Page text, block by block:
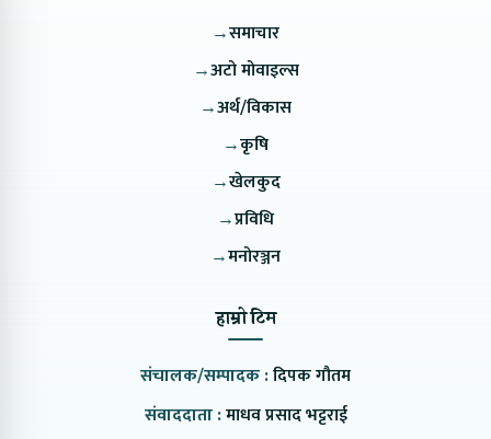
→समाचार
→अटो मोवाइल्स
→अर्थ/विकास
→कृषि
→खेलकुद
→प्रविधि
→मनोरञ्जन
हाम्रो टिम
संचालक/सम्पादक :दिपक गौतम
संवाददाता :माधव प्रसाद भट्टराई